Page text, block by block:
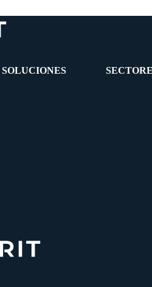
SOLUCIONES